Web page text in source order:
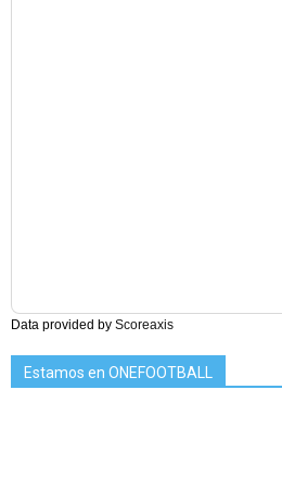
Data provided by Scoreaxis
Estamos en ONEFOOTBALL